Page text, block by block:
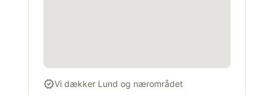
verifiedVi dækker Lund og nærområdet